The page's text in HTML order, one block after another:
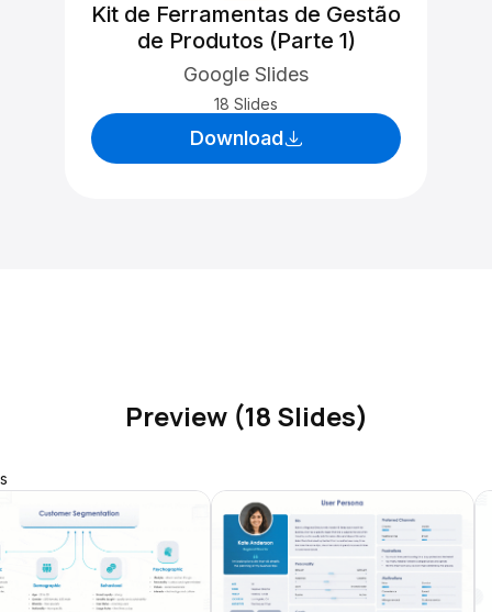
Kit de Ferramentas de Gestão
de Produtos (Parte 1)
Google Slides
18 Slides
Download
Preview (18 Slides)
s